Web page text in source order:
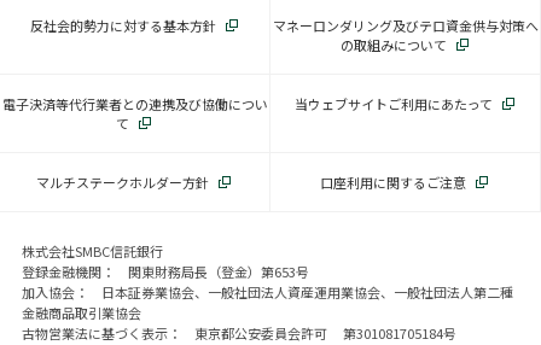
反社会的勢力に対する基本方針
マネーロンダリング及びテロ資金供与対策へ
の取組みについて
電子決済等代行業者との連携及び協働につい
て
当ウェブサイトご利用にあたって
マルチステークホルダー方針 口座利用に関するご注意
株式会社SMBC信託銀行
登録金融機関： 関東財務局長（登金）第653号
加入協会： 日本証券業協会、一般社団法人資産運用業協会、一般社団法人第二種
金融商品取引業協会
古物営業法に基づく表示： 東京都公安委員会許可 第301081705184号